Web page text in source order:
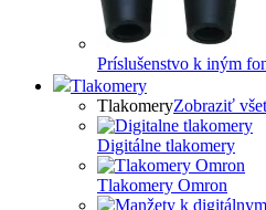
Príslušenstvo k iným
Tlakomery
TlakomeryZobraziť
Digitálne tlakomery
Tlakomery Omron